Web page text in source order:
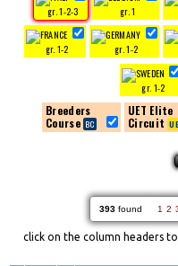
gr. 1-2-3 gr. 1
gr. 1-2 gr. 1-2
gr. 1-2
Breeders
Course
UET Elite
Circuit
393found 1 2
click on the column headers